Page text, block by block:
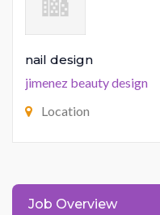
nail design
jimenez beauty design
Location
Job Overview